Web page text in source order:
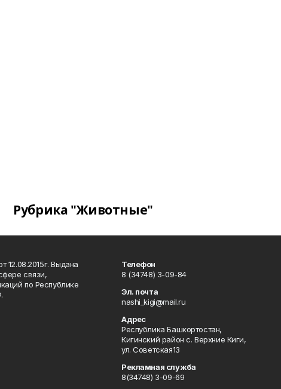
Рубрика "Животные"
12.08.2015г. Выдана
связи,
по Республике
Телефон
8 (34748) 3-09-84
Эл. почта
nashi_kigi@mail.ru
Адрес
Республика Башкортостан,
Кигинский район с. Верхние Киги,
ул. Советская13
Рекламная служба
8(34748) 3-09-69